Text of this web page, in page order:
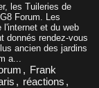
les Tuileries de
Forum. Les
l'internet et du web
donnés rendez-vous
ancien des jardins
a...
, Frank
, réactions ,